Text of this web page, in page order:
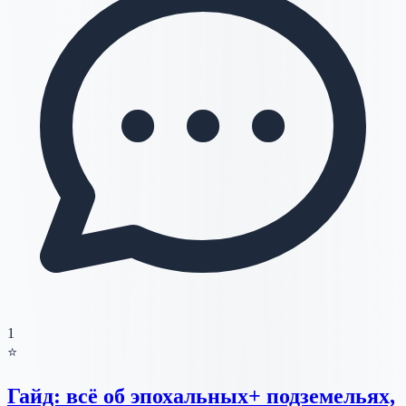
1
⭐
Гайд: всё об эпохальных+ подземельях,